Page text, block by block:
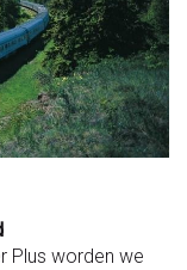
Plus worden we